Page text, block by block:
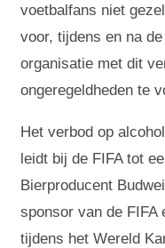
voetbalfans niet
voor, tijdens en na
organisatie met dit
ongeregeldheden te
Het verbod op
leidt bij de FIFA tot
Bierproducent
sponsor van de FIFA
tijdens het Wereld